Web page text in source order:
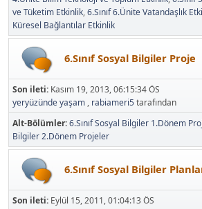
ve Tüketim Etkinlik 6.Sınıf 6.Ünite Vatandaşlık
Küresel Bağlantılar Etkinlik
6.Sınıf Sosyal Bilgiler Proje
Son ileti: Kasım 19, 2013, 06:15:34 ÖS
yeryüzünde yaşam , rabiameri5 tarafından
Alt-Bölümler 6.Sınıf Sosyal Bilgiler 1.Dönem
Bilgiler 2.Dönem Projeler
6.Sınıf Sosyal Bilgiler
Son ileti: Eylül 15, 2011, 01:04:13 ÖS